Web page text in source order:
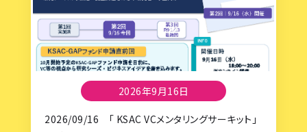
2026年9月16日
2026/09/16 「 KSAC VCメンタリングサーキット」